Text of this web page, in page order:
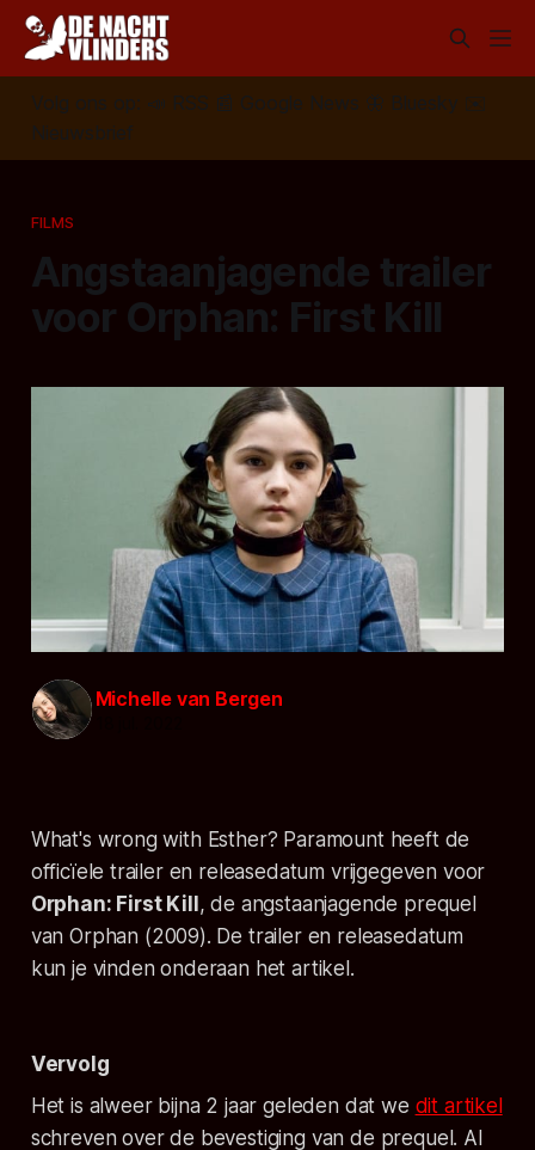
Volg ons op: 📣 RSS 📰 Google News 🦋 Bluesky
✉️
Nieuwsbrief
FILMS
Angstaanjagende trailer
voor Orphan: First Kill
Michelle van Bergen
What's wrong with Esther? Paramount heeft de
officïele trailer en releasedatum vrijgegeven voor
Orphan: First Kill, de angstaanjagende prequel
vanOrphan (2009). De trailer en releasedatum
kun je vinden onderaan het artikel.
Vervolg
Het is alweer bijna 2 jaar geleden dat we dit artikel
schreven over de bevestiging van de prequel. Al